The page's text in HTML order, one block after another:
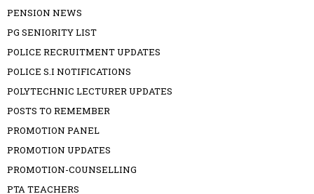
PENSION NEWS
PG SENIORITY LIST
POLICE RECRUITMENT UPDATES
POLICE S.I NOTIFICATIONS
POLYTECHNIC LECTURER UPDATES
POSTS TO REMEMBER
PROMOTION PANEL
PROMOTION UPDATES
PROMOTION-COUNSELLING
PTA TEACHERS